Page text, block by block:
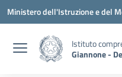
Vai ai contenuti
Vai al menu di navigazione
Vai al footer
Ministero dell'Istruzione e del
Istituto
Giannone -